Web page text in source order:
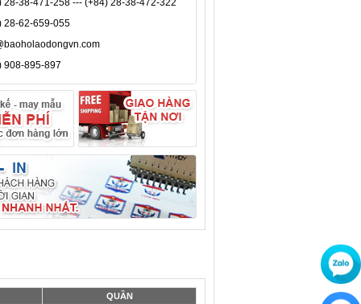
28-38-471-258 --- (+84) 28-38-472-322
28-62-659-055
908-895-897
QUẦN